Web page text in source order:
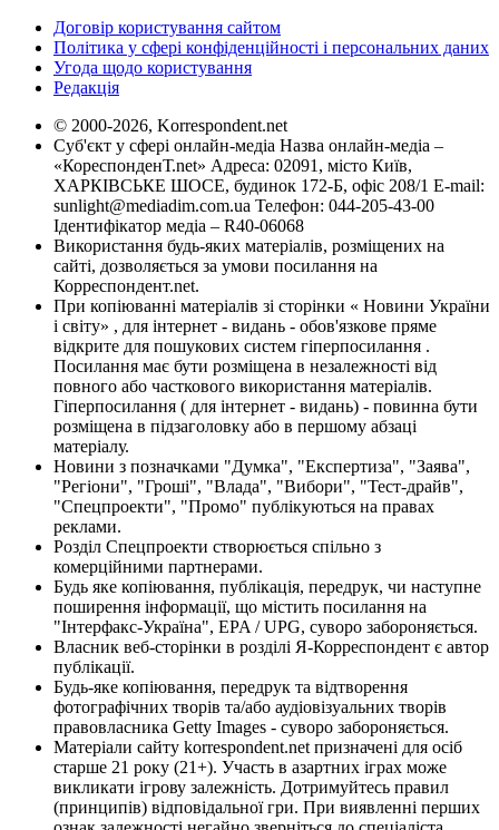
Договір користування сайтом
Політика у сфері конфіденційності і персональних даних
Угода щодо користування
Редакція
© 2000-2026, Korrespondent.net
Суб'єкт у сфері онлайн-медіа Назва онлайн-медіа –
«КореспонденТ.net» Адреса: 02091, місто Київ,
ХАРКІВСЬКЕ ШОСЕ, будинок 172-Б, офіс 208/1 E-mail:
sunlight@mediadim.com.ua Телефон: 044-205-43-00
Ідентифікатор медіа – R40-06068
Використання будь-яких матеріалів, розміщених на
сайті, дозволяється за умови посилання на
Корреспондент.net.
При копіюванні матеріалів зі сторінки « Новини України
і світу» , для інтернет - видань - обов'язкове пряме
відкрите для пошукових систем гіперпосилання .
Посилання має бути розміщена в незалежності від
повного або часткового використання матеріалів.
Гіперпосилання ( для інтернет - видань) - повинна бути
розміщена в підзаголовку або в першому абзаці
матеріалу.
Новини з позначками "Думка", "Експертиза", "Заява",
"Регіони", "Гроші", "Влада", "Вибори", "Тест-драйв",
"Спецпроекти", "Промо" публікуються на правах
реклами.
Розділ Спецпроекти створюється спільно з
комерційними партнерами.
Будь яке копіювання, публікація, передрук, чи наступне
поширення інформації, що містить посилання на
"Інтерфакс-Україна", EPA / UPG, суворо забороняється.
Власник веб-сторінки в розділі Я-Корреспондент є автор
публікації.
Будь-яке копіювання, передрук та відтворення
фотографічних творів та/або аудіовізуальних творів
правовласника Getty Images - суворо забороняється.
Матеріали сайту korrespondent.net призначені для осіб
старше 21 року (21+). Участь в азартних іграх може
викликати ігрову залежність. Дотримуйтесь правил
(принципів) відповідальної гри. При виявленні перших